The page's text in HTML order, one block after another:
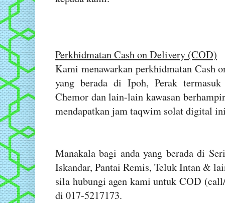
Perkhidmatan Cash on Delivery (COD)
Kami menawarkan perkhidmatan Cash
yang berada di Ipoh, Perak
Chemor dan lain-lain kawasan
mendapatkan jam taqwim solat digital
Manakala bagi anda yang berada di
Iskandar, Pantai Remis, Teluk Intan &
sila hubungi agen kami untuk COD
di 017-5217173.